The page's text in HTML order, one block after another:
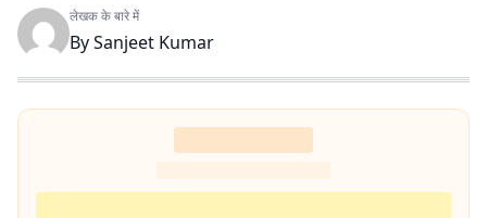
लेखक के बारे में
BySanjeet Kumar